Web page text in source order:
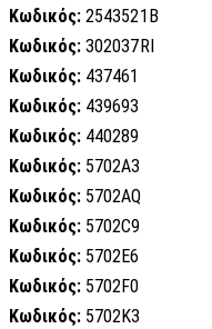
Κωδικός: 2543521B
Κωδικός: 302037RI
Κωδικός: 437461
Κωδικός: 439693
Κωδικός: 440289
Κωδικός: 5702A3
Κωδικός: 5702AQ
Κωδικός: 5702C9
Κωδικός: 5702E6
Κωδικός: 5702F0
Κωδικός: 5702K3